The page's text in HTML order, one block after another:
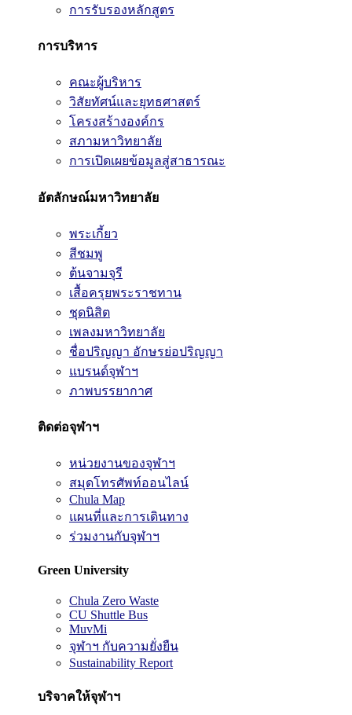
การรับรองหลักสูตร
การบริหาร
คณะผู้บริหาร
วิสัยทัศน์และยุทธศาสตร์
โครงสร้างองค์กร
สภามหาวิทยาลัย
การเปิดเผยข้อมูลสู่สาธารณะ
อัตลักษณ์มหาวิทยาลัย
พระเกี้ยว
สีชมพู
ต้นจามจุรี
เสื้อครุยพระราชทาน
ชุดนิสิต
เพลงมหาวิทยาลัย
ชื่อปริญญา อักษรย่อปริญญา
แบรนด์จุฬาฯ
ภาพบรรยากาศ
ติดต่อจุฬาฯ
หน่วยงานของจุฬาฯ
สมุดโทรศัพท์ออนไลน์
Chula Map
แผนที่และการเดินทาง
ร่วมงานกับจุฬาฯ
Green University
Chula Zero Waste
CU Shuttle Bus
MuvMi
จุฬาฯ กับความยั่งยืน
Sustainability Report
บริจาคให้จุฬาฯ